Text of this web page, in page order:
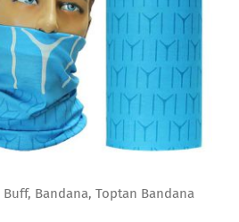
Bandana, Toptan Bandana